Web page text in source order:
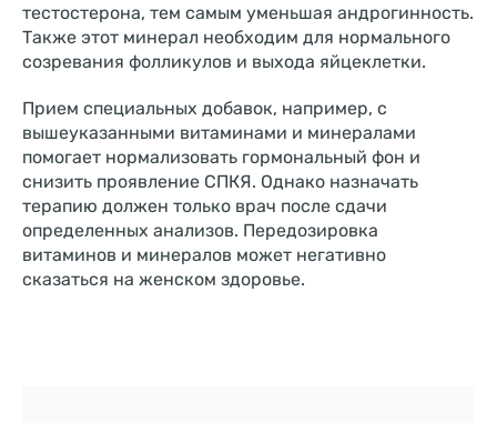
тестостерона, тем самым уменьшая андрогинность.
Также этот минерал необходим для нормального
созревания фолликулов и выхода яйцеклетки.
Прием специальных добавок, например, с
вышеуказанными витаминами и минералами
помогает нормализовать гормональный фон и
снизить проявление СПКЯ. Однако назначать
терапию должен только врач после сдачи
определенных анализов. Передозировка
витаминов и минералов может негативно
сказаться на женском здоровье.